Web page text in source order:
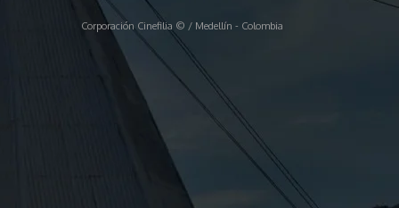
Corporación Cinefilia © / Medellín - Colombia